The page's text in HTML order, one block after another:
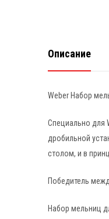
Описание
Weber Набор
Специально для
дробильной
столом, и в
Победитель
Набор мельниц